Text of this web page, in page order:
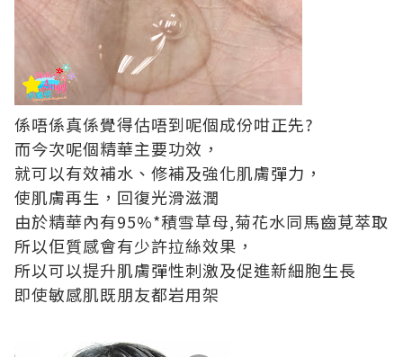
係唔係真係覺得估唔到呢個成份咁正先?
而今次呢個精華主要功效，
就可以有效補水、修補及強化肌膚彈力，
使肌膚再生，回復光滑滋潤
由於精華內有95%*積雪草母,菊花水同馬齒莧萃取
所以佢質感會有少許拉絲效果，
所以可以提升肌膚彈性刺激及促進新細胞生長
即使敏感肌既朋友都岩用架